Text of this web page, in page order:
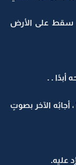
سقط على الأرض
أبدًا . .
أجابُه الآخر بصوتٍ
عليه.